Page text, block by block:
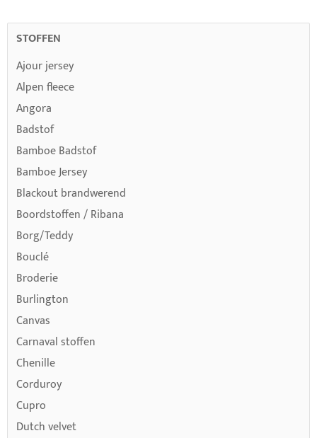
PAGINA
STOFFEN
Ajour jersey
Alpen fleece
Angora
Badstof
Bamboe Badstof
Bamboe Jersey
Blackout brandwerend
Boordstoffen / Ribana
Borg/Teddy
Bouclé
Broderie
Burlington
Canvas
Carnaval stoffen
Chenille
Corduroy
Cupro
Dutch velvet